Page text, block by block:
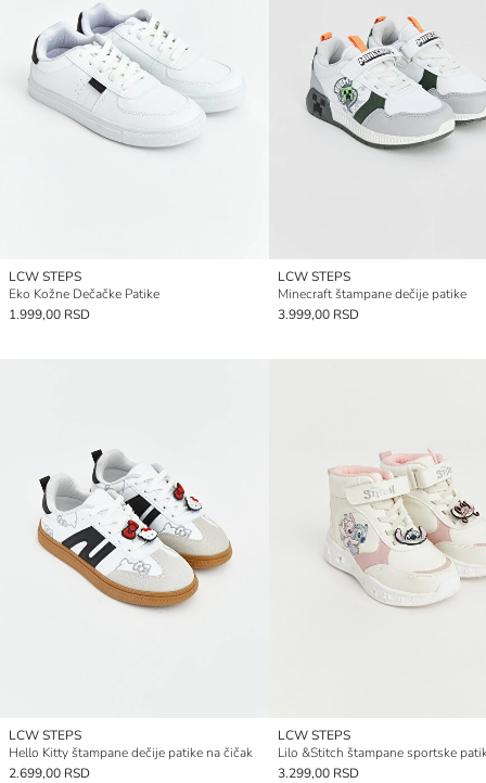
LCW STEPS
Eko Kožne Dečačke Patike
1.999,00 RSD
LCW STEPS
Minecraft štampane dečije patike
3.999,00 RSD
LCW STEPS
Hello Kitty štampane dečije patike na čičak
2.699,00 RSD
LCW STEPS
3.299,00 RSD